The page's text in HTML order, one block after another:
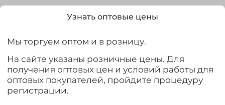
Описание
Небольшая вращающаяся блесна, предназначенная в
первую очередь для ловли на течении. Оснащена
тяжелым вольфрамовым сердечником, который
позволяет сделать дальний заброс и не дает сильной
струе выжать приманку на поверхность.
Для обеспечения лучшего вращения и препятствия
Узнать оптовые цены
Мы торгуем оптом и в розницу.
На сайте указаны розничные цены. Для
получения оптовых цен и условий работы для
оптовых покупателей, пройдите процедуру
регистрации.